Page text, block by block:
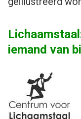
iemand van